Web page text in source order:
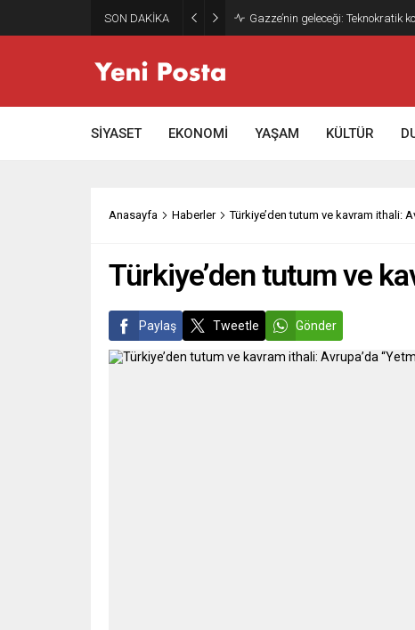
SON DAKİKA Gazze’nin geleceği: Teknokratik
SİYASET EKONOMİ YAŞAM KÜLTÜR
Anasayfa Haberler Türkiye’den tutum ve kavram ithali:
Türkiye’den tutum ve
Paylaş Tweetle Gönder